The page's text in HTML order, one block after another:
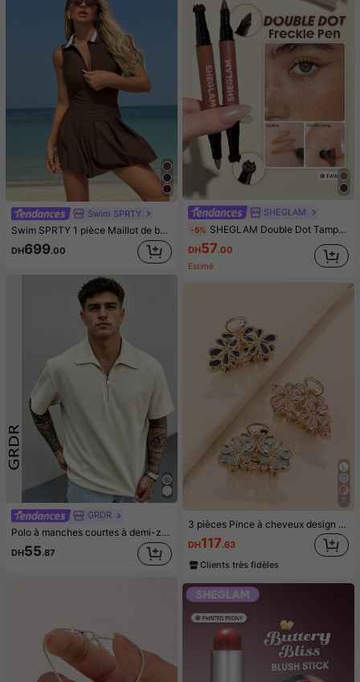
Swim SPRTY
Swim SPRTY 1 pièce Maillot de bain une pièce pour femme avec col blocs de couleurs et ourlet froncé, pour les vacances d'été à la plage
DH699.00
GRDR
Polo à manches courtes à demi-zip de couleur unie pour hommes GRDR, polyvalent et décontracté chic
DH55.87
SHEGLAM
-5% SHEGLAM Double Dot Tampon Teinte Taches De Rousseur Et Stylo-Fawn Marque De Beauté CosméTique Maquillage Pour Femmes Et Filles
DH57.00
Estimé
7
3 pièces Pince à cheveux design floral pour le coiffage quotidien, convient pour le campus, les rendez-vous, les vacances, les voyages quotidiens, élégant, accessoires capillaires d'été pour femmes
DH117.63
Clients très fidèles